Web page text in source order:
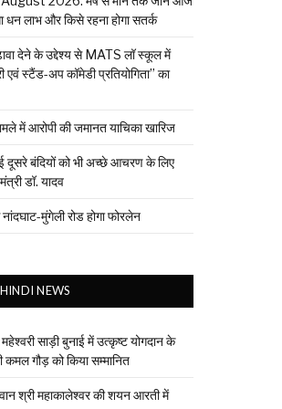
धन लाभ और किसे रहना होगा सतर्क
देने के उद्देश्य से MATS लॉ स्कूल में
एवं स्टैंड-अप कॉमेडी प्रतियोगिता” का
में आरोपी की जमानत याचिका खारिज
दूसरे बंदियों को भी अच्छे आचरण के लिए
डॉ. यादव
मुंगेली रोड होगा फोरलेन
NEWS
महेश्वरी साड़ी बुनाई में उत्कृष्ट योगदान के
गौड़ को किया सम्मानित
श्री महाकालेश्‍वर की शयन आरती में